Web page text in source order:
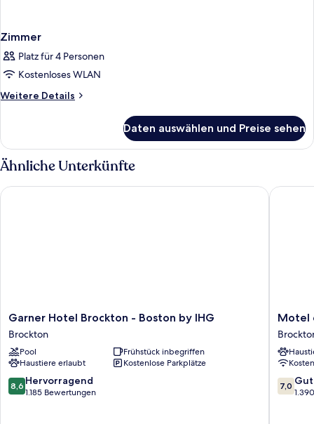
Zimmer
Platz für 4 Personen
Kostenloses WLAN
Weitere Details
Weitere
Daten auswählen und Preise sehen
Ähnliche Unterkünfte
Garner
Hotel
Brockton
-
Boston
by
IHG
Garner Hotel Brockton - Boston by IHG
Brockton
Pool
Frühstück inbegriffen
Haustiere erlaubt
Kostenlose Parkplätze
8.6
von
8,6 Hervorragend
1.185 Bewertungen
Garner Hotel Brockton - Boston by IHG
Motel
6
MA
Motel
7.0
von
7,0 Gut
Motel 6